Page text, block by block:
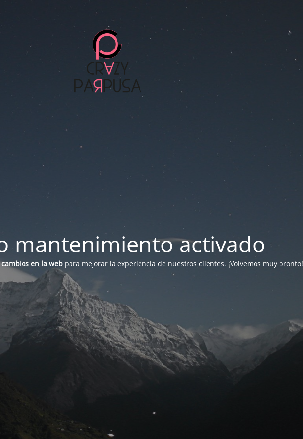
mantenimiento activado
cambios en la webpara mejorar la experiencia de nuestros clientes. ¡Volvemos muy pronto!